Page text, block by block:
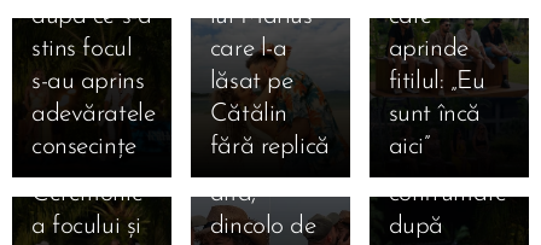
după ce s-a
stins focul
s-au aprins
adevăratele
consecințe
lui Marius
care l-a
lăsat pe
Cătălin
fără replică
care
aprinde
fitilul: „Eu
sunt încă
aici” 🔥
iubirii! Cum
s-au privit
Marian și
Bianca la
ultima
Ceremonie
a focului și
au alergat
inimile lui
Francesca
și Cristi
una spre
alta,
dincolo de
03.09.2025
Bonfire
exploziv:
Andrei vs.
Teo, prima
confruntare
după